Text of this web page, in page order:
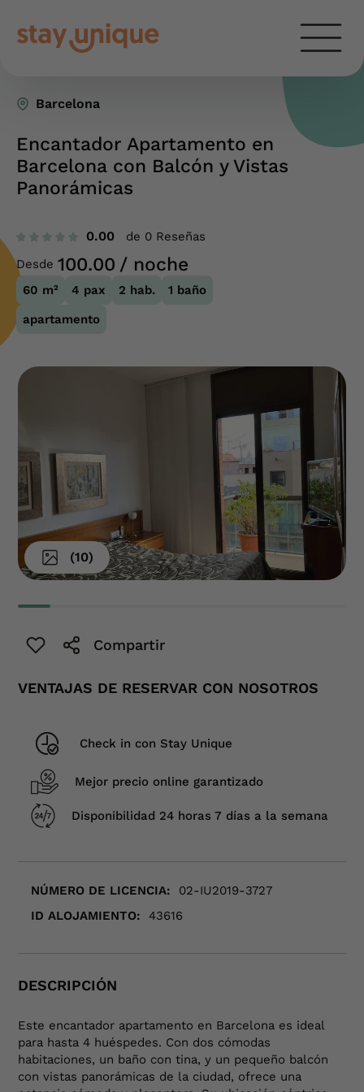
Barcelona
Encantador Apartamento en
Barcelona con Balcón y Vistas
Panorámicas
0.00
de 0 Reseñas
Desde 100.00 / noche
60 m² 4 pax 2 hab. 1 baño
apartamento
(10)
Compartir
VENTAJAS DE RESERVAR CON NOSOTROS
Check in con Stay Unique
Mejor precio online garantizado
Disponibilidad 24 horas 7 días a la semana
NÚMERO DE LICENCIA:
02-IU2019-3727
ID ALOJAMIENTO:
43616
DESCRIPCIÓN
Este encantador apartamento en Barcelona es ideal
para hasta 4 huéspedes. Con dos cómodas
habitaciones, un baño con tina, y un pequeño balcón
con vistas panorámicas de la ciudad, ofrece una